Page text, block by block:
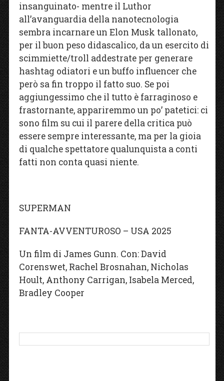
insanguinato- mentre il Luthor
all’avanguardia della nanotecnologia
sembra incarnare un Elon Musk tallonato,
per il buon peso didascalico, da un esercito di
scimmiette/troll addestrate per generare
hashtag odiatori e un buffo influencer che
però sa fin troppo il fatto suo. Se poi
aggiungessimo che il tutto è farraginoso e
frastornante, appariremmo un po’ patetici: ci
sono film su cui il parere della critica può
essere sempre interessante, ma per la gioia
di qualche spettatore qualunquista a conti
fatti non conta quasi niente.
SUPERMAN
FANTA-AVVENTUROSO – USA 2025
Un film di James Gunn. Con: David
Corenswet, Rachel Brosnahan, Nicholas
Hoult, Anthony Carrigan, Isabela Merced,
Bradley Cooper